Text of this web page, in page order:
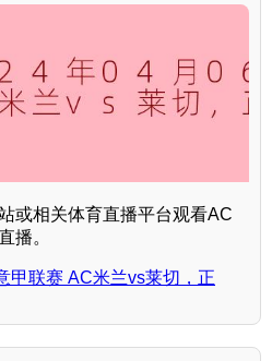
或相关体育直播平台观看AC
播。
甲联赛 AC米兰vs莱切，正